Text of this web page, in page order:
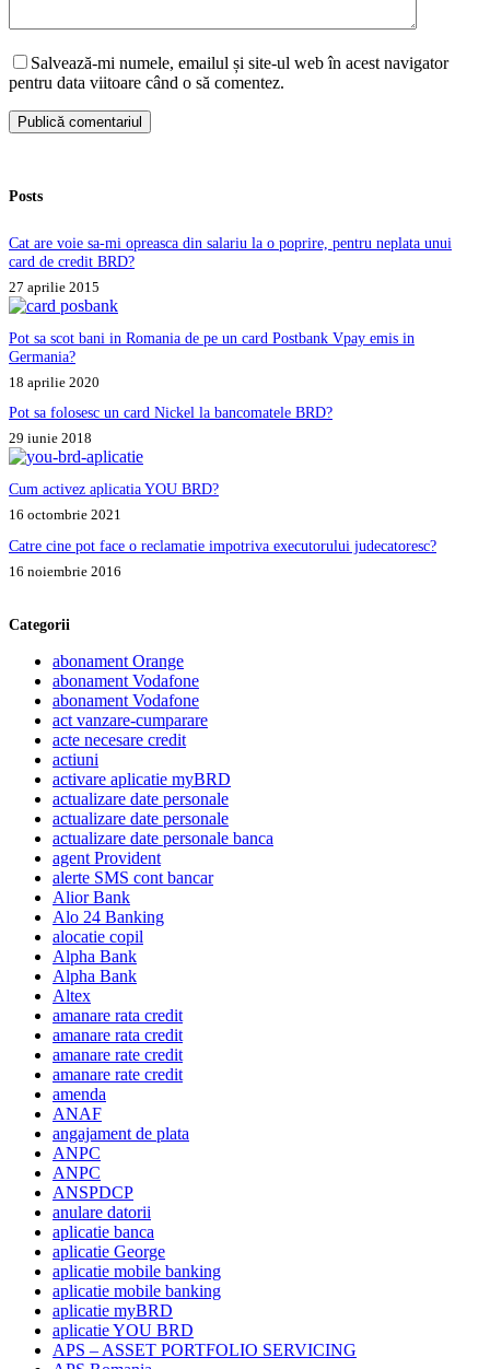
Salvează-mi numele, emailul și site-ul web în acest navigator
pentru data viitoare când o să comentez.
Publică comentariul
Posts
Cat are voie sa-mi opreasca din salariu la o poprire, pentru neplata unui
card de credit BRD?
27 aprilie 2015
Pot sa scot bani in Romania de pe un card Postbank Vpay emis in
Germania?
18 aprilie 2020
Pot sa folosesc un card Nickel la bancomatele BRD?
29 iunie 2018
Cum activez aplicatia YOU BRD?
16 octombrie 2021
Catre cine pot face o reclamatie impotriva executorului judecatoresc?
16 noiembrie 2016
Categorii
abonament Orange
abonament Vodafone
abonament Vodafone
act vanzare-cumparare
acte necesare credit
actiuni
activare aplicatie myBRD
actualizare date personale
actualizare date personale
actualizare date personale banca
agent Provident
alerte SMS cont bancar
Alior Bank
Alo 24 Banking
alocatie copil
Alpha Bank
Alpha Bank
Altex
amanare rata credit
amanare rata credit
amanare rate credit
amanare rate credit
amenda
ANAF
angajament de plata
ANPC
ANPC
ANSPDCP
anulare datorii
aplicatie banca
aplicatie George
aplicatie mobile banking
aplicatie mobile banking
aplicatie myBRD
aplicatie YOU BRD
APS – ASSET PORTFOLIO SERVICING